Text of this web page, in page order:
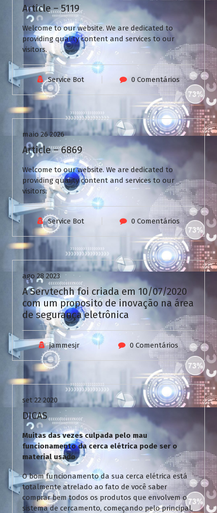
Article – 5119
Welcome to our website. We are dedicated to
providing quality content and services to our
visitors.
Service Bot 0 Comentários
Uncategorized
maio 26 2026
Article – 6869
Welcome to our website. We are dedicated to
providing quality content and services to our
visitors.
N
C
a
s
i
n
o
Service Bot 0 Comentários
Uncategorized
ago 28 2023
A Servtechh foi criada em 10/07/2020
com um proposito de inovação na área
de segurança eletrônica
jammesjr 0 Comentários
Uncategorized
set 22 2020
DICAS
Muitas das vezes culpada pelo mau
funcionamento da cerca elétrica pode ser o
material usado
O bom funcionamento da sua cerca elétrica está
totalmente atrelado ao fato de você saber
comprar bem todos os produtos que envolvem o
sistema de cercamento, começando pelo principal,